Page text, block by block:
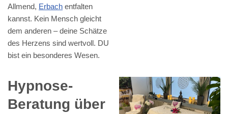
Allmend, Erbach entfalten
kannst. Kein Mensch gleicht
dem anderen – deine Schätze
des Herzens sind wertvoll. DU
bist ein besonderes Wesen.
Hypnose-
Beratung über